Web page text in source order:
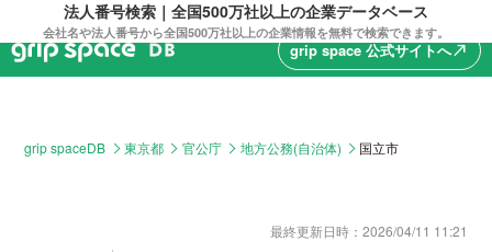
法人番号検索｜全国500万社以上の企業データベース
会社名や法人番号から全国500万社以上の企業情報を無料で検索できます。
grip space 公式サイトへnorth_east
grip spaceDB 東京都 官公庁 地方公務(自治体) 国立市
最終更新日時： 2026/04/11 11:21